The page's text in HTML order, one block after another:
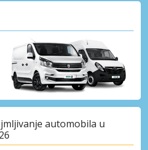
automobila u